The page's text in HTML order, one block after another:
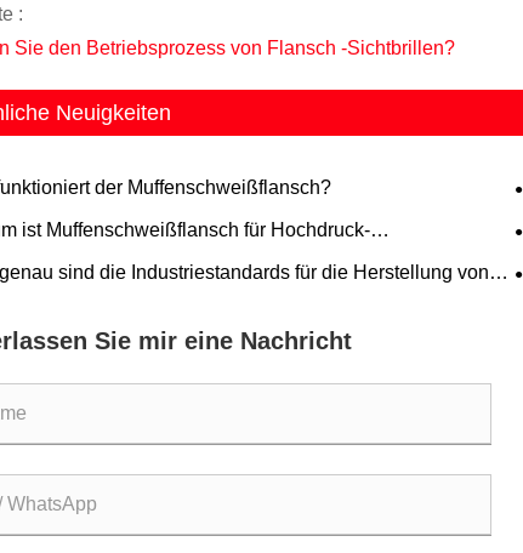
:
Sie den Betriebsprozess von Flansch -Sichtbrillen?
Neuigkeiten
der Muffenschweißflansch?
ist Muffenschweißflansch für Hochdruck-
unerlässlich?
sind die Industriestandards für die Herstellung von
Sie mir eine Nachricht